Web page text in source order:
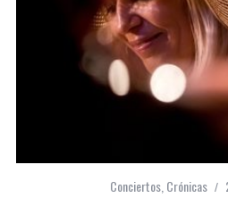
Conciertos Crónicas